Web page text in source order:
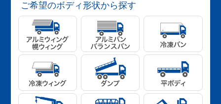
ご希望のボディ形状から探す